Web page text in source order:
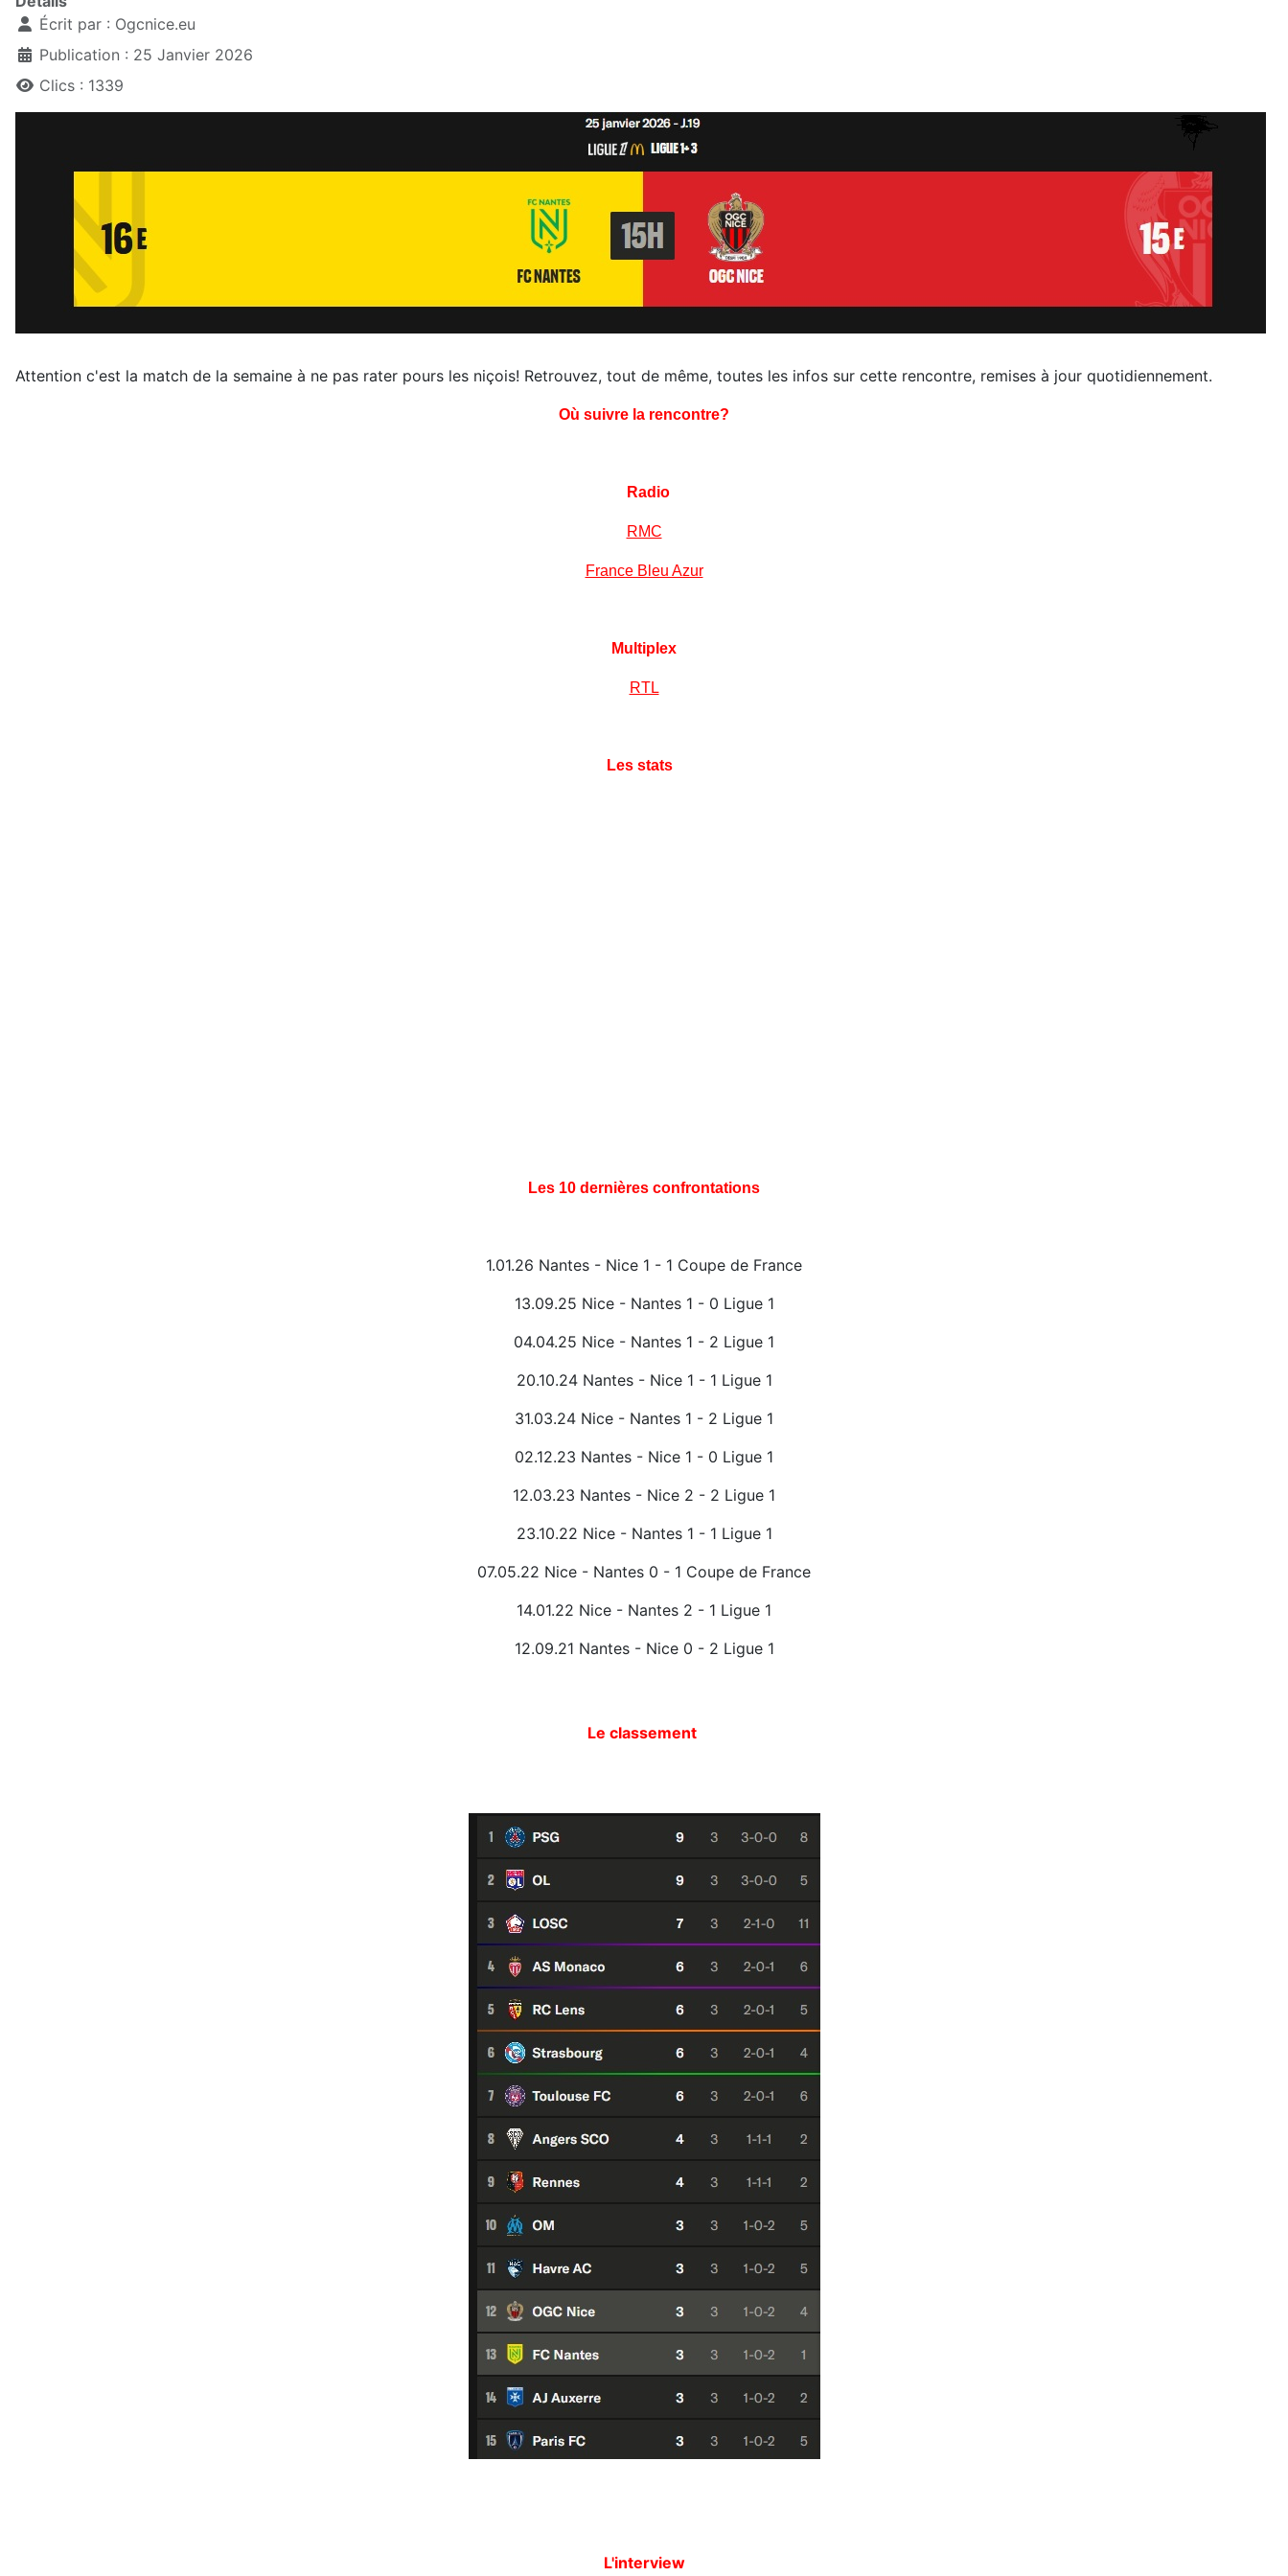
Écrit par : Ogcnice.eu
Publication : 25 Janvier 2026
Clics : 1339
Attention c'est la match de la semaine à ne pas rater pours les niçois! Retrouvez, tout de même, toutes les infos sur cette rencontre, remises à jour quotidiennement.
Où suivre la rencontre?
Radio
RMC
France Bleu Azur
Multiplex
RTL
Les stats
Les 10 dernières confrontations
1.01.26 Nantes - Nice 1 - 1 Coupe de France
13.09.25 Nice - Nantes 1 - 0 Ligue 1
04.04.25 Nice - Nantes 1 - 2 Ligue 1
20.10.24 Nantes - Nice 1 - 1 Ligue 1
31.03.24 Nice - Nantes 1 - 2 Ligue 1
02.12.23 Nantes - Nice 1 - 0 Ligue 1
12.03.23 Nantes - Nice 2 - 2 Ligue 1
23.10.22 Nice - Nantes 1 - 1 Ligue 1
07.05.22 Nice - Nantes 0 - 1 Coupe de France
14.01.22 Nice - Nantes 2 - 1 Ligue 1
12.09.21 Nantes - Nice 0 - 2 Ligue 1
Le classement
L'interview